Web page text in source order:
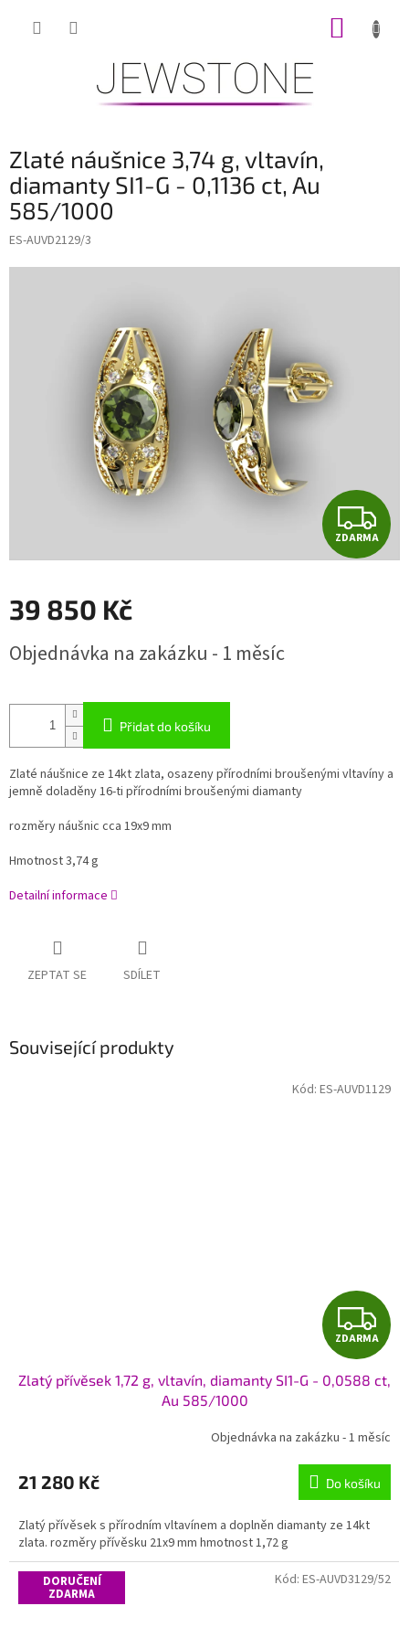
Zlaté náušnice 3,74 g, vltavín,
diamanty SI1-G - 0,1136 ct, Au
585/1000
ES-AUVD2129/3
Z
D
ZDARMA
39 850 Kč
cena:
Objednávka na zakázku - 1 měsíc
Přidat do košíku
Zlaté náušnice ze 14kt zlata, osazeny přírodními broušenými vltavíny a
jemně doladěny 16-ti přírodními broušenými diamanty
rozměry náušnic cca 19x9 mm
Hmotnost 3,74 g
Detailní informace
ZEPTAT SE SDÍLET
Související produkty
Z
D
A
R
M
A
ZDARMA
Zlatý přívěsek 1,72 g, vltavín, diamanty SI1-G - 0,0588 ct,
Au 585/1000
Objednávka na zakázku - 1 měsíc
21 280 Kč Do košíku
Zlatý přívěsek s přírodním vltavínem a doplněn diamanty ze 14kt
zlata. rozměry přívěsku 21x9 mm hmotnost 1,72 g
Kód: ES-AUVD1129
DORUČENÍ
ZDARMA
Kód: ES-AUVD3129/52